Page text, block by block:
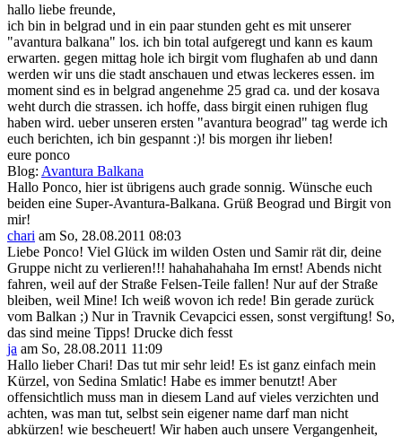
hallo liebe freunde,
ich bin in belgrad und in ein paar stunden geht es mit unserer
"avantura balkana" los. ich bin total aufgeregt und kann es kaum
erwarten. gegen mittag hole ich birgit vom flughafen ab und dann
werden wir uns die stadt anschauen und etwas leckeres essen. im
moment sind es in belgrad angenehme 25 grad ca. und der kosava
weht durch die strassen. ich hoffe, dass birgit einen ruhigen flug
haben wird. ueber unseren ersten "avantura beograd" tag werde ich
euch berichten, ich bin gespannt :)! bis morgen ihr lieben!
eure ponco
Blog: Avantura Balkana
Hallo Ponco, hier ist übrigens auch grade sonnig. Wünsche euch
beiden eine Super-Avantura-Balkana. Grüß Beograd und Birgit von
mir!
chari am So, 28.08.2011 08:03
Liebe Ponco! Viel Glück im wilden Osten und Samir rät dir, deine
Gruppe nicht zu verlieren!!! hahahahahaha Im ernst! Abends nicht
fahren, weil auf der Straße Felsen-Teile fallen! Nur auf der Straße
bleiben, weil Mine! Ich weiß wovon ich rede! Bin gerade zurück
vom Balkan ;) Nur in Travnik Cevapcici essen, sonst vergiftung! So,
das sind meine Tipps! Drucke dich fesst
ja am So, 28.08.2011 11:09
Hallo lieber Chari! Das tut mir sehr leid! Es ist ganz einfach mein
Kürzel, von Sedina Smlatic! Habe es immer benutzt! Aber
offensichtlich muss man in diesem Land auf vieles verzichten und
achten, was man tut, selbst sein eigener name darf man nicht
abkürzen! wie bescheuert! Wir haben auch unsere Vergangenheit,